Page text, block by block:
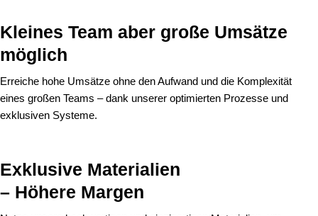
Kleines Team aber große Umsätze
möglich
Erreiche hohe Umsätze ohne den Aufwand und die Komplexität
eines großen Teams – dank unserer optimierten Prozesse und
exklusiven Systeme.
Exklusive Materialien
– Höhere Margen